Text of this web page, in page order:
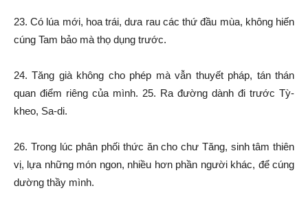
23. Có lúa mới, hoa trái, dưa rau các thứ đầu mùa, không hiến
cúng Tam bảo mà thọ dụng trước.
24. Tăng già không cho phép mà vẫn thuyết pháp, tán thán
quan điểm riêng của mình. 25. Ra đường dành đi trước Tỳ-
kheo, Sa-di.
26. Trong lúc phân phối thức ăn cho chư Tăng, sinh tâm thiên
vị, lựa những món ngon, nhiều hơn phần người khác, để cúng
dường thầy mình.